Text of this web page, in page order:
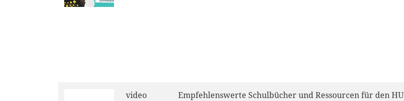
video Empfehlenswerte Schulbücher und Ressourcen für den HU